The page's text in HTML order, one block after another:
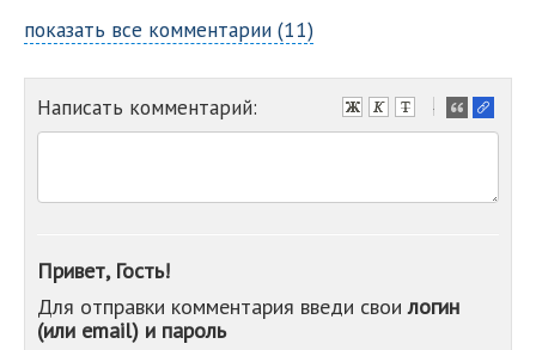
показать все комментарии (11)
Написать комментарий:
-
-
-
-
Привет, Гость!
Для отправки комментария введи своилогин
(или email) и пароль